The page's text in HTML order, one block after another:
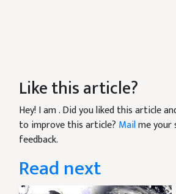
Like this article?
Hey! I am. Did you liked this article
to improve this article? Mailme your
feedback.
Read next